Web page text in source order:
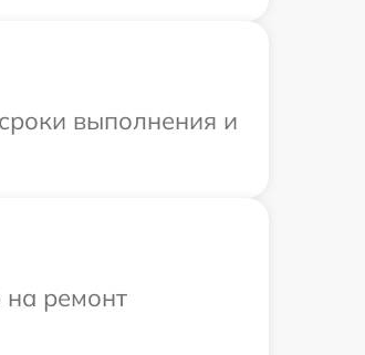
выполнения и
ремонт